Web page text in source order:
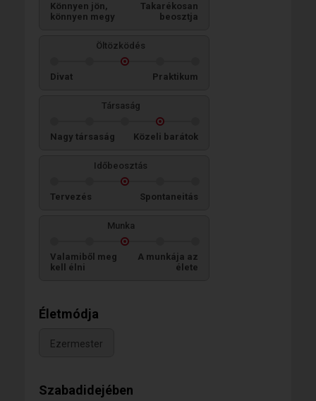
Könnyen jön,
könnyen megy
Takarékosan
beosztja
Öltözködés
Divat Praktikum
Társaság
Nagy társaság Közeli barátok
Időbeosztás
Tervezés Spontaneitás
Munka
Valamiből meg
kell élni
A munkája az
élete
Életmódja
Ezermester
Szabadidejében